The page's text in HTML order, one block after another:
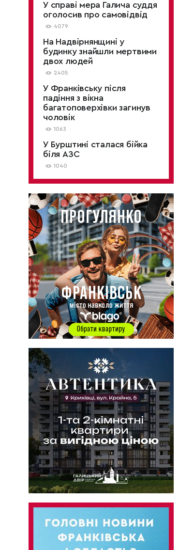
У справі мера Галича суддя
оголосив про самовідвід
4079
На Надвірнянщині у
будинку знайшли мертвими
двох людей
2405
У Франківську після
падіння з вікна
багатоповерхівки загинув
чоловік
1063
У Бурштині сталася бійка
біля АЗС
1040